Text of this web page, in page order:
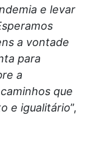
e levar
a vontade
para
a
que
e igualitário”,